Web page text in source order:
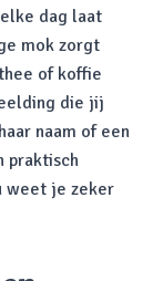
dag laat
mok zorgt
of koffie
die jij
naam of een
praktisch
weet je zeker